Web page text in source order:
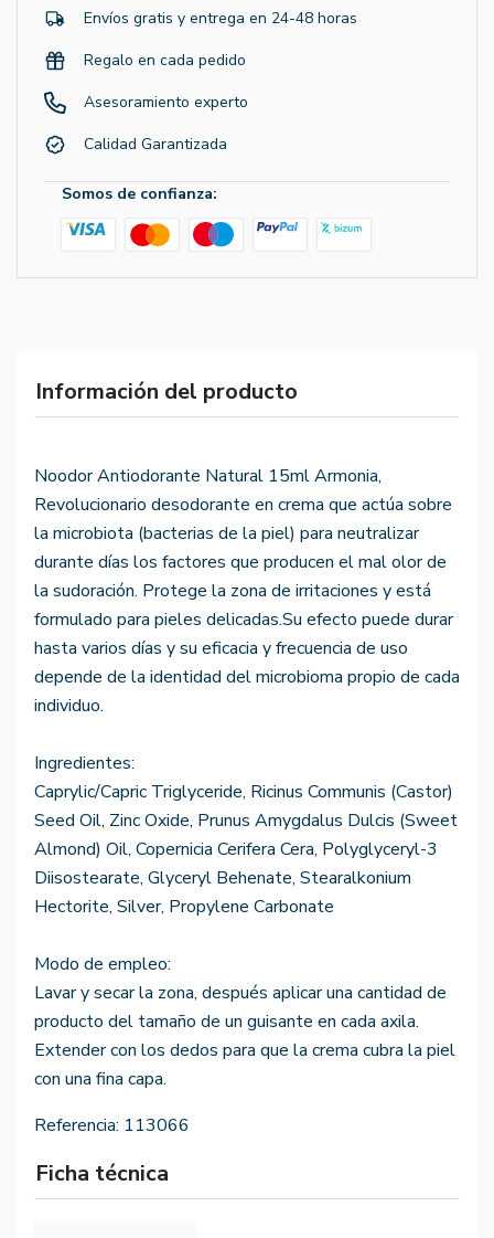
Envíos gratis y entrega en 24-48 horas
Regalo en cada pedido
Asesoramiento experto
Calidad Garantizada
Somos de confianza:
Información del producto
Noodor Antiodorante Natural 15ml Armonia,
Revolucionario desodorante en crema que actúa sobre
la microbiota (bacterias de la piel) para neutralizar
durante días los factores que producen el mal olor de
la sudoración. Protege la zona de irritaciones y está
formulado para pieles delicadas.Su efecto puede durar
hasta varios días y su eficacia y frecuencia de uso
depende de la identidad del microbioma propio de cada
individuo.
Ingredientes:
Caprylic/Capric Triglyceride, Ricinus Communis (Castor)
Seed Oil, Zinc Oxide, Prunus Amygdalus Dulcis (Sweet
Almond) Oil, Copernicia Cerifera Cera, Polyglyceryl-3
Diisostearate, Glyceryl Behenate, Stearalkonium
Hectorite, Silver, Propylene Carbonate
Modo de empleo:
Lavar y secar la zona, después aplicar una cantidad de
producto del tamaño de un guisante en cada axila.
Extender con los dedos para que la crema cubra la piel
con una fina capa.
Referencia: 113066
Ficha técnica